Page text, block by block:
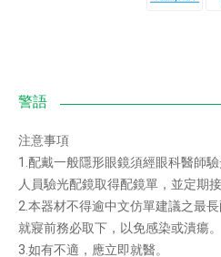
注意事項
1.配戴一般隱形眼鏡須經眼科醫師
人員驗光配鏡取得配鏡單，並定期
2.本器材不得逾中文仿單建議之最
就寢前務必取下，以免感染或潰瘍。
3.如有不適，應立即就醫。